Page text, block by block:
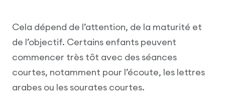
Cela dépend de l’attention, de la maturité et
de l’objectif. Certains enfants peuvent
commencer très tôt avec des séances
courtes, notamment pour l’écoute, les lettres
arabes ou les sourates courtes.